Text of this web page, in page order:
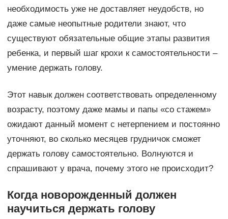
необходимость уже не доставляет неудобств, но
даже самые неопытные родители знают, что
существуют обязательные общие этапы развития
ребенка, и первый шаг крохи к самостоятельности –
умение держать голову.
Этот навык должен соответствовать определенному
возрасту, поэтому даже мамы и папы «со стажем»
ожидают данный момент с нетерпением и постоянно
уточняют, во сколько месяцев грудничок сможет
держать голову самостоятельно. Волнуются и
спрашивают у врача, почему этого не происходит?
Когда новорожденный должен
научиться держать голову